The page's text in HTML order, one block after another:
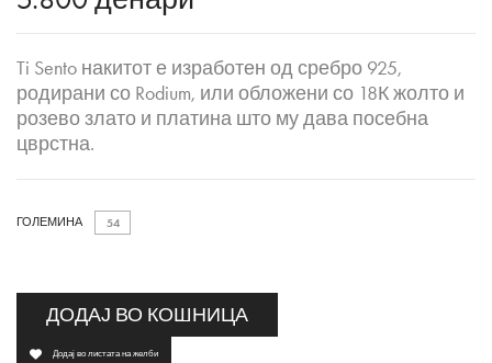
Ti Sento накитот е изработен од сребро 925,
родирани со Rodium, или обложени со 18К жолто и
розево злато и платина што му дава посебна
цврстна.
ГОЛЕМИНА 54
ДОДАЈ ВО КОШНИЦА
Додај во листата на желби